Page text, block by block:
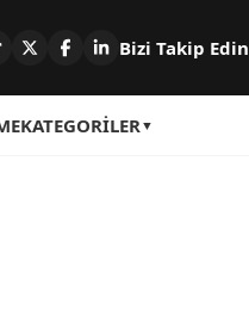
Bizi Takip Edin
KATEGORILER